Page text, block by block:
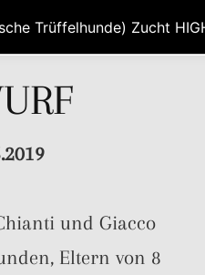
und Giacco
Eltern von 8
Trüffelhunde) Zucht